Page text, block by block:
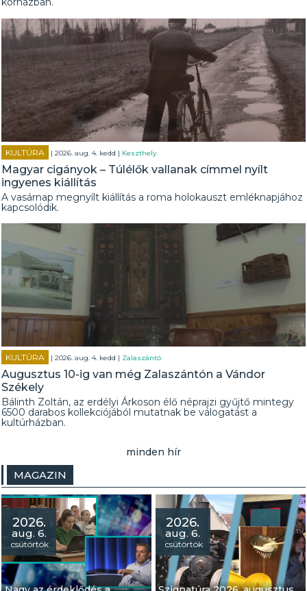
KULTÚRA | 2026. aug. 4. kedd | Keszthely
Magyar cigányok – Túlélők vallanak címmel nyílt
ingyenes kiállítás
A vasárnap megnyílt kiállítás a roma holokauszt emléknapjához
kapcsolódik.
KULTÚRA | 2026. aug. 4. kedd | Zalaszántó
Augusztus 10-ig van még Zalaszántón a Vándor
Székely
Bálinth Zoltán, az erdélyi Árkoson élő néprajzi gyűjtő mintegy
6500 darabos kollekciójából mutatnak be válogatást a
kultúrházban.
minden hír
MAGAZIN
2026.
aug. 6.
csütörtök
2026.
aug. 6.
csütörtök